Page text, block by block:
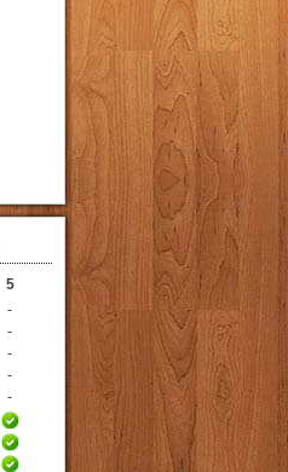
5
-
-
-
-
-